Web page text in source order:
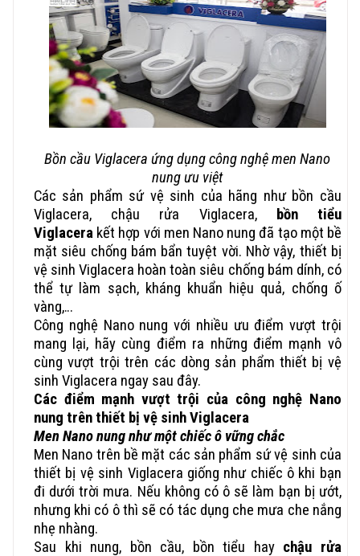
Bồn cầu Viglacera ứng dụng công nghệ men Nano
nung ưu việt
Các sản phẩm sứ vệ sinh của hãng như bồn cầu
Viglacera, chậu rửa Viglacera,
bồn tiểu
Viglacera kết hợp với men Nano nung đã tạo một bề
mặt siêu chống bám bẩn tuyệt vời. Nhờ vậy, thiết bị
vệ sinh Viglacera hoàn toàn siêu chống bám dính, có
thể tự làm sạch, kháng khuẩn hiệu quả, chống ố
vàng,…
Công nghệ Nano nung với nhiều ưu điểm vượt trội
mang lại, hãy cùng điểm ra những điểm mạnh vô
cùng vượt trội trên các dòng sản phẩm thiết bị vệ
sinh Viglacera ngay sau đây.
Các điểm mạnh vượt trội của công nghệ Nano
nung trên thiết bị vệ sinh Viglacera
Men Nano nung như một chiếc ô vững chắc
Men Nano trên bề mặt các sản phẩm sứ vệ sinh của
thiết bị vệ sinh Viglacera giống như chiếc ô khi bạn
đi dưới trời mưa. Nếu không có ô sẽ làm bạn bị ướt,
nhưng khi có ô thì sẽ có tác dụng che mưa che nắng
nhẹ nhàng.
Sau khi nung, bồn cầu, bồn tiểu hay chậu rửa